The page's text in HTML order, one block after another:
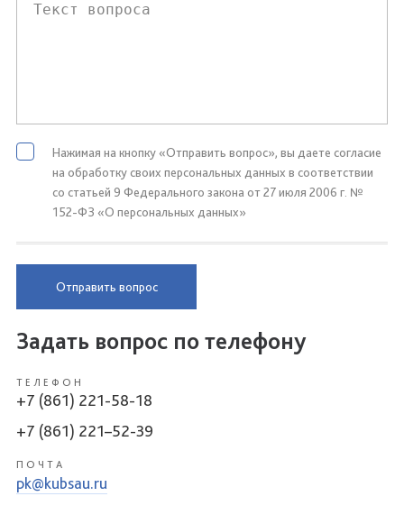
Нажимая на кнопку «Отправить вопрос», вы даете согласие
на обработку своих персональных данных в соответствии
со статьей 9 Федерального закона от 27 июля 2006 г. №
152-ФЗ «О персональных данных»
Отправить вопрос
Задать вопрос по телефону
ТЕЛЕФОН
+7 (861) 221-58-18
+7 (861) 221–52-39
ПОЧТА
pk@kubsau.ru